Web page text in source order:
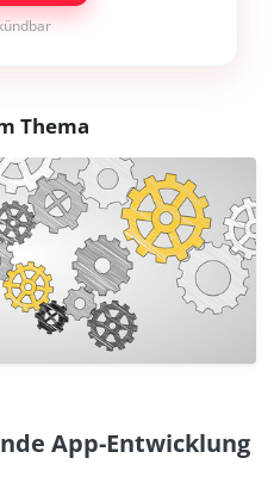
Thema
App-Entwicklung